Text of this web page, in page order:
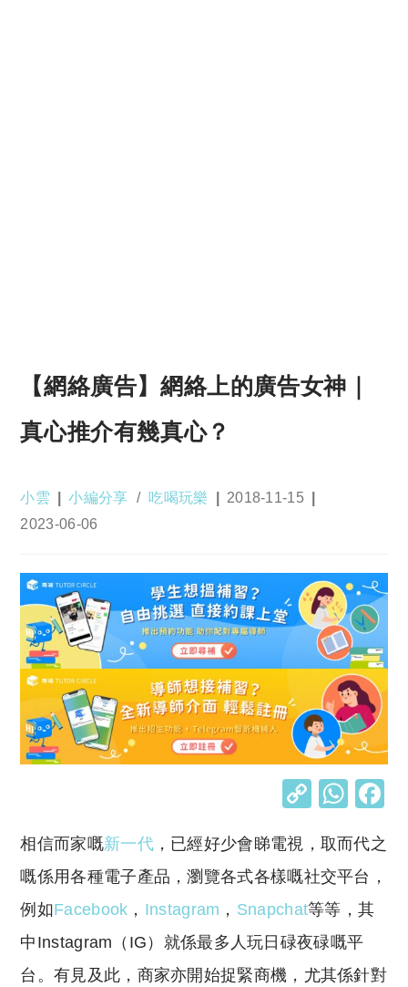
【網絡廣告】網絡上的廣告女神｜
真心推介有幾真心？
Post
小雲
Post
小編分享 / 吃喝玩樂
Post
2018-11-15
Post
2023-06-06
C
p
y
Li
n
k
W
at
s
A
p
p
相信而家嘅新一代，已經好少會睇電視，取而代之
嘅係用各種電子產品，瀏覽各式各樣嘅社交平台，
例如Facebook ， Instagram ， Snapchat等等，其
中Instagram（IG）就係最多人玩日碌夜碌嘅平
台。有見及此，商家亦開始捉緊商機，尤其係針對